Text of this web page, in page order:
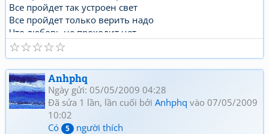
Все пройдет так устроен свет
Все пройдет только верить надо
Что любовь не проходит нет ..
☆
☆
☆
☆
☆
Anhphq
Ngày gửi: 05/05/2009 04:28
Đã sửa 1 lần, lần cuối bởi Anhphq vào 07/05/2009
10:02
Có
5 người thích